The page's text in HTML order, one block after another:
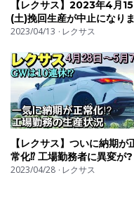
価値を、自動車専門家
皆さんなら、このアク
みたいですか？
移動式カフェ、キャン
分だけの秘密基地でし
ください。
動画が面白かった方は
しくお願いします。
【レクサス】2023年4月
(土)挽回生産が中止になり
た‼︎ 納期に目処が⁉︎
2023/04/13 レクサス
【レクサス】ついに納期が
常化⁉︎ 工場勤務者に異変が?
新情報‼︎
2023/04/28 レクサス